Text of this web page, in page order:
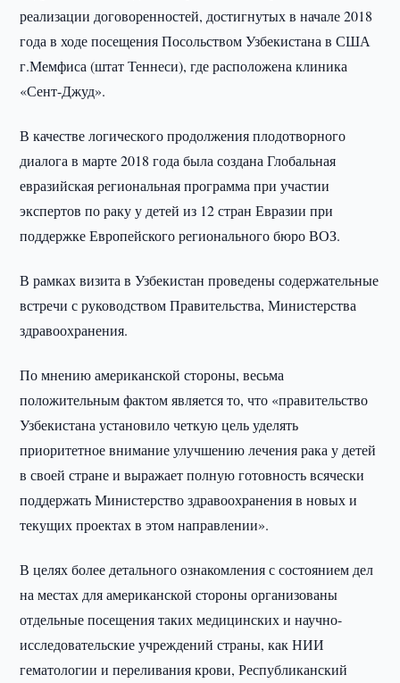
реализации договоренностей, достигнутых в начале 2018
года в ходе посещения Посольством Узбекистана в США
г.Мемфиса (штат Теннеси), где расположена клиника
«Сент-Джуд».
В качестве логического продолжения плодотворного
диалога в марте 2018 года была создана Глобальная
евразийская региональная программа при участии
экспертов по раку у детей из 12 стран Евразии при
поддержке Европейского регионального бюро ВОЗ.
В рамках визита в Узбекистан проведены содержательные
встречи с руководством Правительства, Министерства
здравоохранения.
По мнению американской стороны, весьма
положительным фактом является то, что «правительство
Узбекистана установило четкую цель уделять
приоритетное внимание улучшению лечения рака у детей
в своей стране и выражает полную готовность всячески
поддержать Министерство здравоохранения в новых и
текущих проектах в этом направлении».
В целях более детального ознакомления с состоянием дел
на местах для американской стороны организованы
отдельные посещения таких медицинских и научно-
исследовательские учреждений страны, как НИИ
гематологии и переливания крови, Республиканский